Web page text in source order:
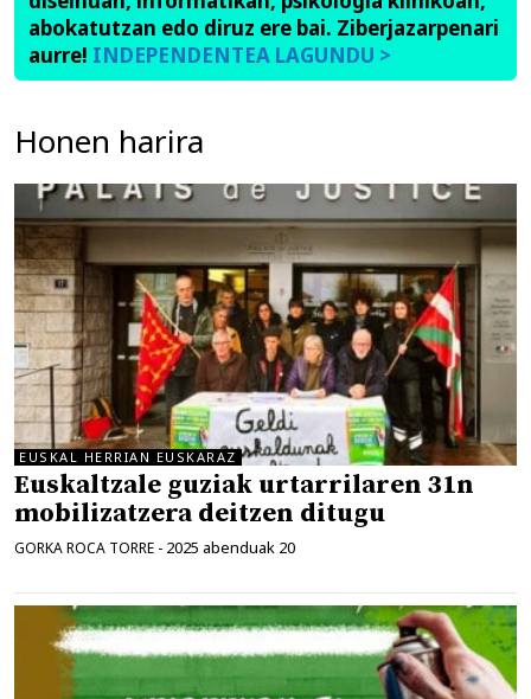
abokatutzan edo diruz ere bai. Ziberjazarpenari
aurre! INDEPENDENTEA LAGUNDU >
Honen harira
EUSKAL HERRIAN EUSKARAZ
Euskaltzale guziak urtarrilaren 31n
mobilizatzera deitzen ditugu
GORKA ROCA TORRE - 2025 abenduak 20